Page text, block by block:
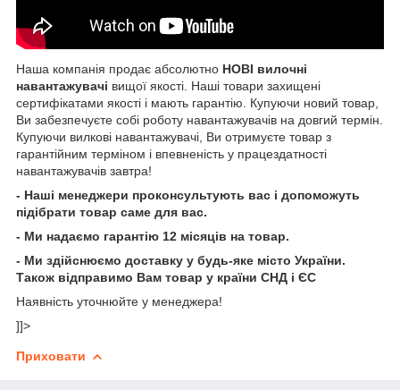
Наша компанія продає абсолютно НОВІ вилочні
навантажувачі вищої якості. Наші товари захищені
сертифікатами якості і мають гарантію. Купуючи новий товар,
Ви забезпечуєте собі роботу навантажувачів на довгий термін.
Купуючи вилкові навантажувачі, Ви отримуєте товар з
гарантійним терміном і впевненість у працездатності
навантажувачів завтра!
- Наші менеджери проконсультують вас і допоможуть
підібрати товар саме для вас.
- Ми надаємо гарантію 12 місяців на товар.
- Ми здійснюємо доставку у будь-яке місто України.
Також відправимо Вам товар у країни СНД і ЄС
Наявність уточнюйте у менеджера!
]]>
Приховати